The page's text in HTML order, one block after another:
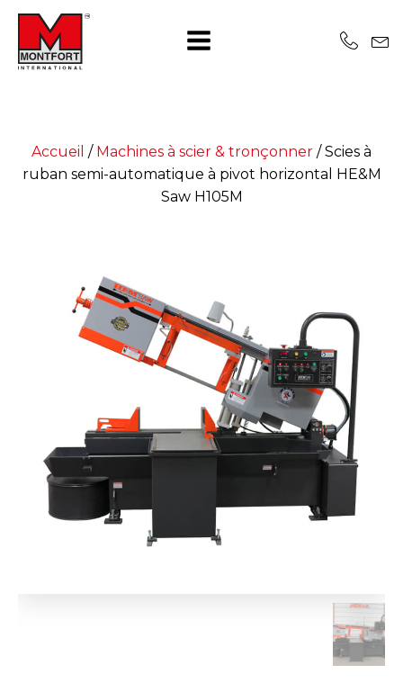
Accueil / Machines à scier & tronçonner /Scies à
ruban semi-automatique à pivot horizontal HE&M
Saw H105M